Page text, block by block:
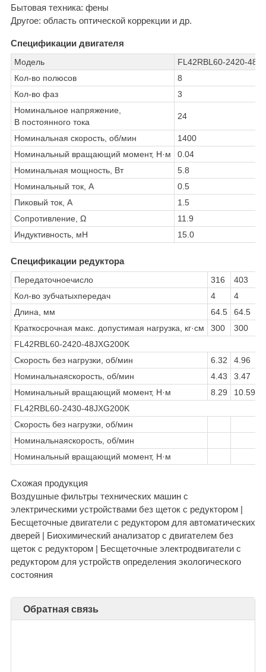
Бытовая техника: фены
Другое: область оптической коррекции и др.
Спецификации двигателя
Модель
FL42RBL60-2420-
Кол-во полюсов
8
Кол-во фаз
3
Номинальное напряжение,
В постоянного тока
24
Номинальная скорость, об/мин
1400
Номинальный вращающий момент, Н·м
0.04
Номинальная мощность, Вт
5.8
Номинальный ток, A
0.5
Пиковый ток, A
1.5
Сопротивление, Ω
11.9
Индуктивность, мН
15.0
Спецификации редуктора
Передаточноечисло 316 403
Кол-во зубчатыхпередач
4 4
Длина, мм
64.5 64.5
Краткосрочная макс. допустимая нагрузка, кг·см
300 300
FL42RBL60-2420-48JXG200K
Скорость без нагрузки, об/мин
6.32 4.96
Номинальнаяскорость, об/мин
4.43 3.47
Номинальный вращающий момент, Н·м
8.29 10.59
FL42RBL60-2430-48JXG200K
Скорость без нагрузки, об/мин
Номинальнаяскорость, об/мин
Номинальный вращающий момент, Н·м
Схожая продукция
Воздушные фильтры технических машин с
электрическими устройствами без щеток с редуктором |
Бесщеточные двигатели с редуктором для автоматических
дверей | Биохимический анализатор с двигателем без
щеток с редуктором | Бесщеточные электродвигатели с
редуктором для устройств определения экологического
состояния
Обратная связь